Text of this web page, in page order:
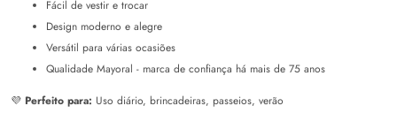
Fácil de vestir e trocar
Design moderno e alegre
Versátil para várias ocasiões
Qualidade Mayoral - marca de confiança há mais de 75 anos
💜 Perfeito para: Uso diário, brincadeiras, passeios, verão